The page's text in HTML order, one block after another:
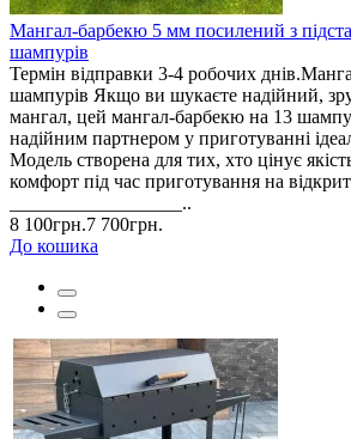
Мангал-барбекю 5 мм посилений з
шампурів
Термін відправки 3-4 робочих
шампурів Якщо ви шукаєте надійний,
мангал, цей мангал-барбекю на 13
надійним партнером у приготуванні
Модель створена для тих, хто цінує
комфорт під час приготування на
__________________..
8 100грн.7 700грн.
До кошика